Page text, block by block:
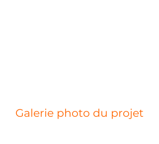
Galerie photo du projet